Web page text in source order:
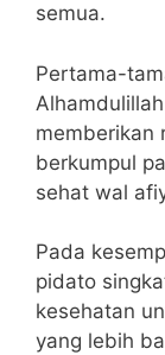
semua.
Pertama-
memberikan
berkumpul
sehat wal
Pada
pidato
kesehatan
yang lebih